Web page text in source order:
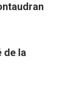
de la